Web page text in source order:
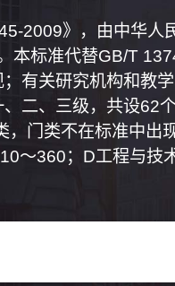
2009》，由中华
标准代替GB/T
有关研究机构和教
二、三级，共设62
门类不在标准中出
～360；D工程与技